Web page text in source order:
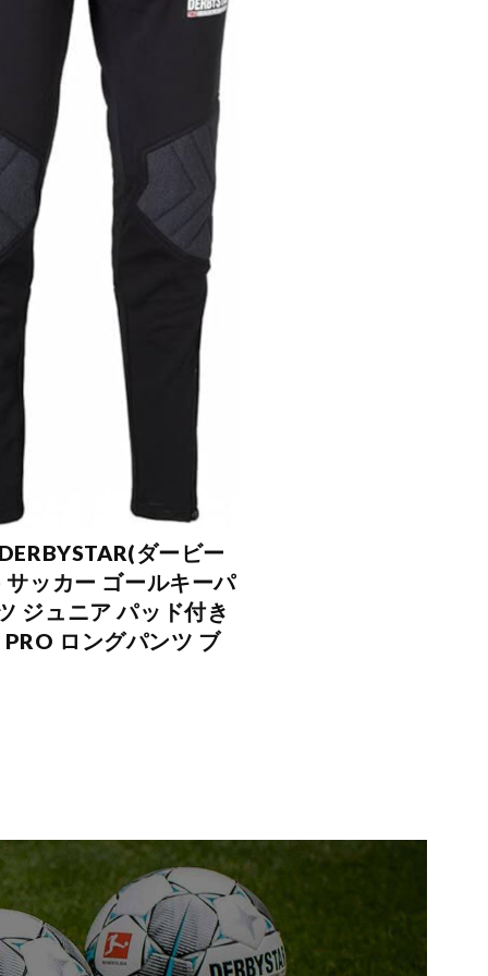
DERBYSTAR(ダービー
サッカー ゴールキーパ
ジュニア パッド付き
PRO ロングパンツ ブ